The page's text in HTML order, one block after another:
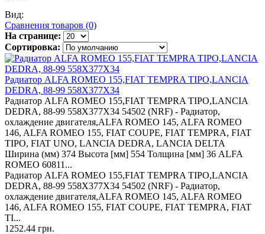
Вид:
Сравнения товаров (0)
На странице:
Сортировка:
Радиатор ALFA ROMEO 155,FIAT TEMPRA TIPO,LANCIA
DEDRA, 88-99 558X377X34
Радиатор ALFA ROMEO 155,FIAT TEMPRA TIPO,LANCIA
DEDRA, 88-99 558X377X34 54502 (NRF) - Радиатор,
охлаждение двигателя,ALFA ROMEO 145, ALFA ROMEO
146, ALFA ROMEO 155, FIAT COUPE, FIAT TEMPRA, FIAT
TIPO, FIAT UNO, LANCIA DEDRA, LANCIA DELTA
Ширина (мм) 374 Высота [мм] 554 Толщина [мм] 36 ALFA
ROMEO 60811...
Радиатор ALFA ROMEO 155,FIAT TEMPRA TIPO,LANCIA
DEDRA, 88-99 558X377X34 54502 (NRF) - Радиатор,
охлаждение двигателя,ALFA ROMEO 145, ALFA ROMEO
146, ALFA ROMEO 155, FIAT COUPE, FIAT TEMPRA, FIAT
TI...
1252.44 грн.